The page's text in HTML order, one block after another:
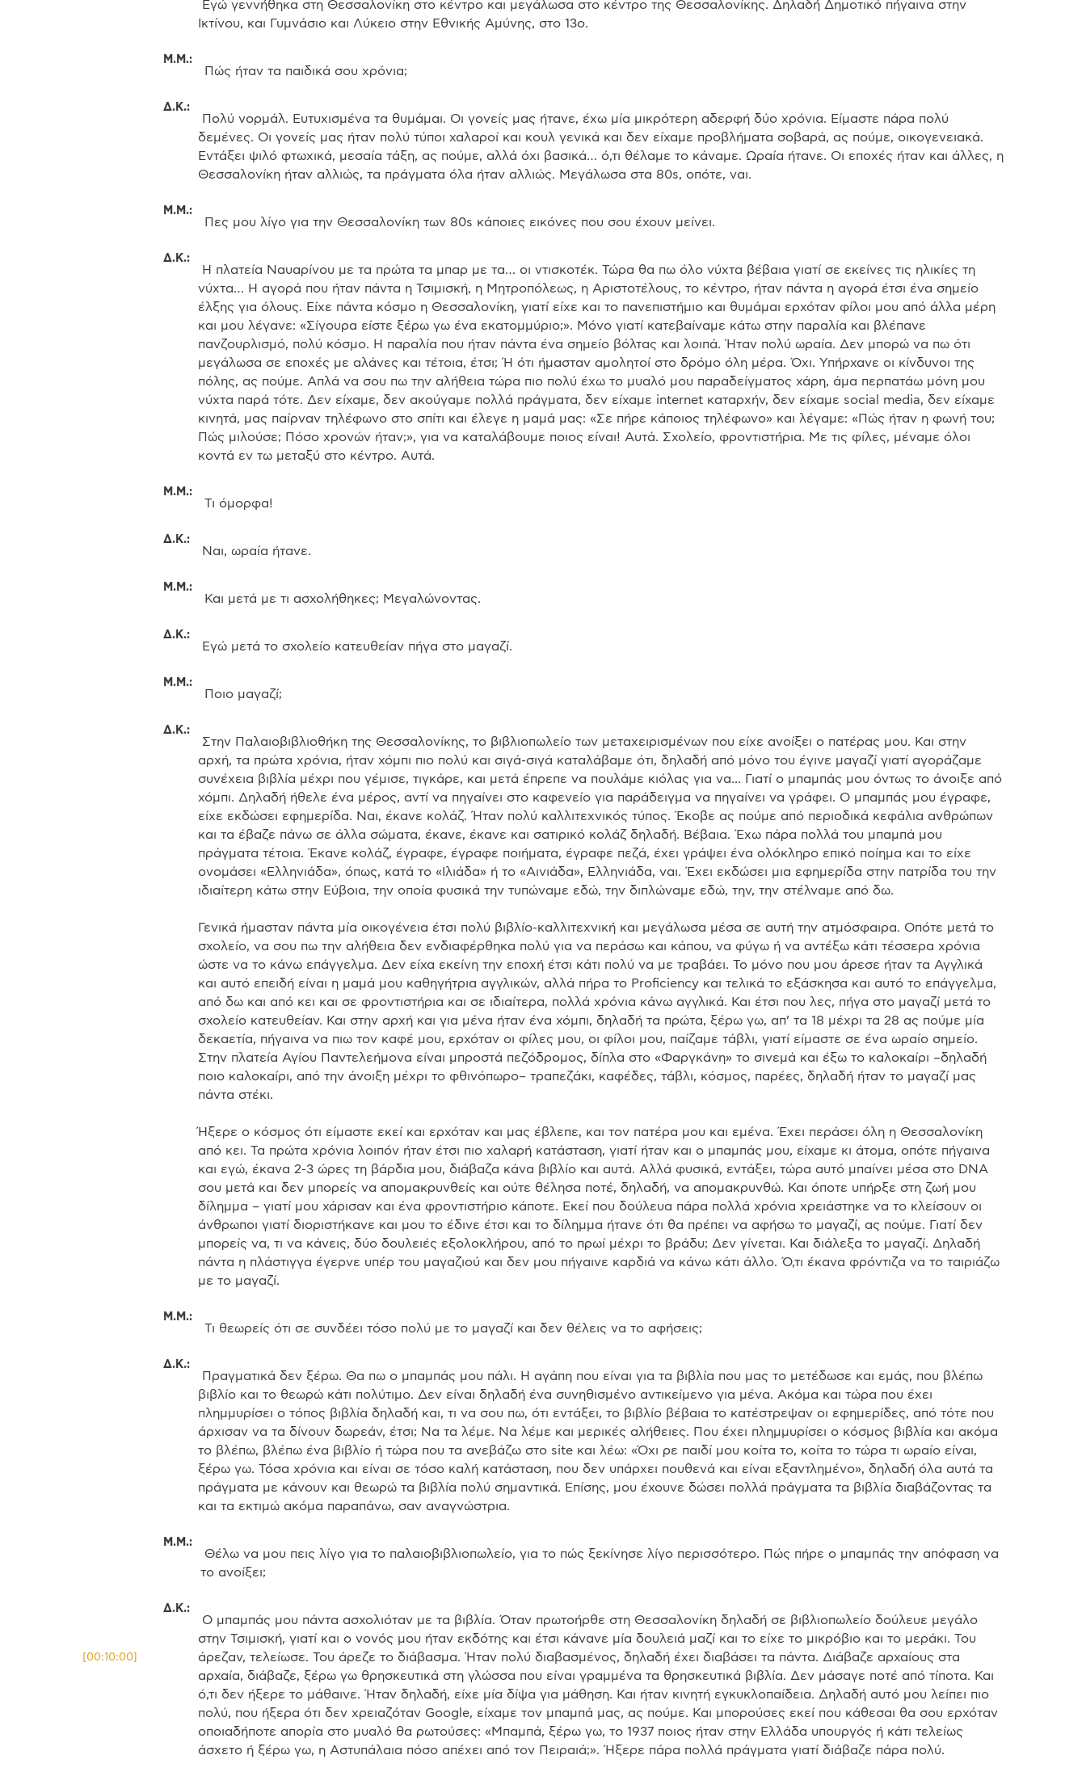
Ικτίνου, και Γυμνάσιο και Λύκειο στην Εθνικής Αμύνης, στο 13ο.
Μ.Μ.:
Πώς ήταν τα παιδικά σου χρόνια;
Δ.Κ.:
δεμένες. Οι γονείς μας ήταν πολύ τύποι χαλαροί και κουλ γενικά και δεν είχαμε προβλήματα σοβαρά, ας πούμε, οικογενειακά.
Εντάξει ψιλό φτωχικά, μεσαία τάξη, ας πούμε, αλλά όχι βασικά… ό,τι θέλαμε το κάναμε. Ωραία ήτανε. Οι εποχές ήταν και άλλες, η
Θεσσαλονίκη ήταν αλλιώς, τα πράγματα όλα ήταν αλλιώς. Μεγάλωσα στα 80s, οπότε, ναι.
Μ.Μ.:
Πες μου λίγο για την Θεσσαλονίκη των 80s κάποιες εικόνες που σου έχουν μείνει.
Δ.Κ.:
νύχτα… Η αγορά που ήταν πάντα η Τσιμισκή, η Μητροπόλεως, η Αριστοτέλους, το κέντρο, ήταν πάντα η αγορά έτσι ένα σημείο
έλξης για όλους. Είχε πάντα κόσμο η Θεσσαλονίκη, γιατί είχε και το πανεπιστήμιο και θυμάμαι ερχόταν φίλοι μου από άλλα μέρη
και μου λέγανε: «Σίγουρα είστε ξέρω γω ένα εκατομμύριο;». Μόνο γιατί κατεβαίναμε κάτω στην παραλία και βλέπανε
πανζουρλισμό, πολύ κόσμο. Η παραλία που ήταν πάντα ένα σημείο βόλτας και λοιπά. Ήταν πολύ ωραία. Δεν μπορώ να πω ότι
μεγάλωσα σε εποχές με αλάνες και τέτοια, έτσι; Ή ότι ήμασταν αμολητοί στο δρόμο όλη μέρα. Όχι. Υπήρχανε οι κίνδυνοι της
πόλης, ας πούμε. Απλά να σου πω την αλήθεια τώρα πιο πολύ έχω το μυαλό μου παραδείγματος χάρη, άμα περπατάω μόνη μου
νύχτα παρά τότε. Δεν είχαμε, δεν ακούγαμε πολλά πράγματα, δεν είχαμε internet καταρχήν, δεν είχαμε social media, δεν είχαμε
κινητά, μας παίρναν τηλέφωνο στο σπίτι και έλεγε η μαμά μας: «Σε πήρε κάποιος τηλέφωνο» και λέγαμε: «Πώς ήταν η φωνή του;
Πώς μιλούσε; Πόσο χρονών ήταν;», για να καταλάβουμε ποιος είναι! Αυτά. Σχολείο, φροντιστήρια. Με τις φίλες, μέναμε όλοι
κοντά εν τω μεταξύ στο κέντρο. Αυτά.
Μ.Μ.:
Τι όμορφα!
Δ.Κ.:
Ναι, ωραία ήτανε.
Μ.Μ.:
Και μετά με τι ασχολήθηκες; Μεγαλώνοντας.
Δ.Κ.:
Εγώ μετά το σχολείο κατευθείαν πήγα στο μαγαζί.
Μ.Μ.:
Ποιο μαγαζί;
Δ.Κ.:
αρχή, τα πρώτα χρόνια, ήταν χόμπι πιο πολύ και σιγά-σιγά καταλάβαμε ότι, δηλαδή από μόνο του έγινε μαγαζί γιατί αγοράζαμε
συνέχεια βιβλία μέχρι που γέμισε, τιγκάρε, και μετά έπρεπε να πουλάμε κιόλας για να... Γιατί ο μπαμπάς μου όντως το άνοιξε από
χόμπι. Δηλαδή ήθελε ένα μέρος, αντί να πηγαίνει στο καφενείο για παράδειγμα να πηγαίνει να γράφει. Ο μπαμπάς μου έγραφε,
είχε εκδώσει εφημερίδα. Ναι, έκανε κολάζ. Ήταν πολύ καλλιτεχνικός τύπος. Έκοβε ας πούμε από περιοδικά κεφάλια ανθρώπων
και τα έβαζε πάνω σε άλλα σώματα, έκανε, έκανε και σατιρικό κολάζ δηλαδή. Βέβαια. Έχω πάρα πολλά του μπαμπά μου
πράγματα τέτοια. Έκανε κολάζ, έγραφε, έγραφε ποιήματα, έγραφε πεζά, έχει γράψει ένα ολόκληρο επικό ποίημα και το είχε
ονομάσει «Ελληνιάδα», όπως, κατά το «Ιλιάδα» ή το «Αινιάδα», Ελληνιάδα, ναι. Έχει εκδώσει μια εφημερίδα στην πατρίδα του την
ιδιαίτερη κάτω στην Εύβοια, την οποία φυσικά την τυπώναμε εδώ, την διπλώναμε εδώ, την, την στέλναμε από δω.
Γενικά ήμασταν πάντα μία οικογένεια έτσι πολύ βιβλίο-καλλιτεχνική και μεγάλωσα μέσα σε αυτή την ατμόσφαιρα. Οπότε μετά το
σχολείο, να σου πω την αλήθεια δεν ενδιαφέρθηκα πολύ για να περάσω και κάπου, να φύγω ή να αντέξω κάτι τέσσερα χρόνια
ώστε να το κάνω επάγγελμα. Δεν είχα εκείνη την εποχή έτσι κάτι πολύ να με τραβάει. Το μόνο που μου άρεσε ήταν τα Αγγλικά
και αυτό επειδή είναι η μαμά μου καθηγήτρια αγγλικών, αλλά πήρα το Proficiency και τελικά το εξάσκησα και αυτό το επάγγελμα,
από δω και από κει και σε φροντιστήρια και σε ιδιαίτερα, πολλά χρόνια κάνω αγγλικά. Και έτσι που λες, πήγα στο μαγαζί μετά το
σχολείο κατευθείαν. Και στην αρχή και για μένα ήταν ένα χόμπι, δηλαδή τα πρώτα, ξέρω γω, απ’ τα 18 μέχρι τα 28 ας πούμε μία
δεκαετία, πήγαινα να πιω τον καφέ μου, ερχόταν οι φίλες μου, οι φίλοι μου, παίζαμε τάβλι, γιατί είμαστε σε ένα ωραίο σημείο.
Στην πλατεία Αγίου Παντελεήμονα είναι μπροστά πεζόδρομος, δίπλα στο «Φαργκάνη» το σινεμά και έξω το καλοκαίρι –δηλαδή
ποιο καλοκαίρι, από την άνοιξη μέχρι το φθινόπωρο– τραπεζάκι, καφέδες, τάβλι, κόσμος, παρέες, δηλαδή ήταν το μαγαζί μας
πάντα στέκι.
Ήξερε ο κόσμος ότι είμαστε εκεί και ερχόταν και μας έβλεπε, και τον πατέρα μου και εμένα. Έχει περάσει όλη η Θεσσαλονίκη
από κει. Τα πρώτα χρόνια λοιπόν ήταν έτσι πιο χαλαρή κατάσταση, γιατί ήταν και ο μπαμπάς μου, είχαμε κι άτομα, οπότε πήγαινα
και εγώ, έκανα 2-3 ώρες τη βάρδια μου, διάβαζα κάνα βιβλίο και αυτά. Αλλά φυσικά, εντάξει, τώρα αυτό μπαίνει μέσα στο DNA
σου μετά και δεν μπορείς να απομακρυνθείς και ούτε θέλησα ποτέ, δηλαδή, να απομακρυνθώ. Και όποτε υπήρξε στη ζωή μου
δίλημμα – γιατί μου χάρισαν και ένα φροντιστήριο κάποτε. Εκεί που δούλευα πάρα πολλά χρόνια χρειάστηκε να το κλείσουν οι
άνθρωποι γιατί διοριστήκανε και μου το έδινε έτσι και το δίλημμα ήτανε ότι θα πρέπει να αφήσω το μαγαζί, ας πούμε. Γιατί δεν
μπορείς να, τι να κάνεις, δύο δουλειές εξολοκλήρου, από το πρωί μέχρι το βράδυ; Δεν γίνεται. Και διάλεξα το μαγαζί. Δηλαδή
πάντα η πλάστιγγα έγερνε υπέρ του μαγαζιού και δεν μου πήγαινε καρδιά να κάνω κάτι άλλο. Ό,τι έκανα φρόντιζα να το ταιριάζω
με το μαγαζί.
Μ.Μ.:
Τι θεωρείς ότι σε συνδέει τόσο πολύ με το μαγαζί και δεν θέλεις να το αφήσεις;
Δ.Κ.:
βιβλίο και το θεωρώ κάτι πολύτιμο. Δεν είναι δηλαδή ένα συνηθισμένο αντικείμενο για μένα. Ακόμα και τώρα που έχει
πλημμυρίσει ο τόπος βιβλία δηλαδή και, τι να σου πω, ότι εντάξει, το βιβλίο βέβαια το κατέστρεψαν οι εφημερίδες, από τότε που
άρχισαν να τα δίνουν δωρεάν, έτσι; Να τα λέμε. Να λέμε και μερικές αλήθειες. Που έχει πλημμυρίσει ο κόσμος βιβλία και ακόμα
το βλέπω, βλέπω ένα βιβλίο ή τώρα που τα ανεβάζω στο site και λέω: «Όχι ρε παιδί μου κοίτα το, κοίτα το τώρα τι ωραίο είναι,
ξέρω γω. Τόσα χρόνια και είναι σε τόσο καλή κατάσταση, που δεν υπάρχει πουθενά και είναι εξαντλημένο», δηλαδή όλα αυτά τα
πράγματα με κάνουν και θεωρώ τα βιβλία πολύ σημαντικά. Επίσης, μου έχουνε δώσει πολλά πράγματα τα βιβλία διαβάζοντας τα
και τα εκτιμώ ακόμα παραπάνω, σαν αναγνώστρια.
Μ.Μ.:
το ανοίξει;
Δ.Κ.:
στην Τσιμισκή, γιατί και ο νονός μου ήταν εκδότης και έτσι κάνανε μία δουλειά μαζί και το είχε το μικρόβιο και το μεράκι. Του
άρεζαν, τελείωσε. Του άρεζε το διά
[00:10:00]
βασμα. Ήταν πολύ διαβασμένος, δηλαδή έχει διαβάσει τα πάντα. Διάβαζε αρχαίους στα
αρχαία, διάβαζε, ξέρω γω θρησκευτικά στη γλώσσα που είναι γραμμένα τα θρησκευτικά βιβλία. Δεν μάσαγε ποτέ από τίποτα. Και
ό,τι δεν ήξερε το μάθαινε. Ήταν δηλαδή, είχε μία δίψα για μάθηση. Και ήταν κινητή εγκυκλοπαίδεια. Δηλαδή αυτό μου λείπει πιο
πολύ, που ήξερα ότι δεν χρειαζόταν Google, είχαμε τον μπαμπά μας, ας πούμε. Και μπορούσες εκεί που κάθεσαι θα σου ερχόταν
οποιαδήποτε απορία στο μυαλό θα ρωτούσες: «Μπαμπά, ξέρω γω, το 1937 ποιος ήταν στην Ελλάδα υπουργός ή κάτι τελείως
άσχετο ή ξέρω γω, η Αστυπάλαια πόσο απέχει από τον Πειραιά;». Ήξερε πάρα πολλά πράγματα γιατί διάβαζε πάρα πολύ.